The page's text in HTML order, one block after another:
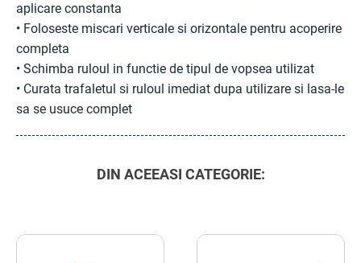
aplicare constanta
• Foloseste miscari verticale si orizontale pentru acoperire
completa
• Schimba ruloul in functie de tipul de vopsea utilizat
• Curata trafaletul si ruloul imediat dupa utilizare si lasa-le
sa se usuce complet
DIN ACEEASI CATEGORIE: